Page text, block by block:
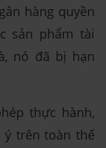
hàng quyền
sản phẩm tài
nó đã bị hạn
thực hành,
trên toàn thế